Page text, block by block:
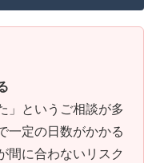
」というご相談が多
一定の日数がかかる
間に合わないリスク